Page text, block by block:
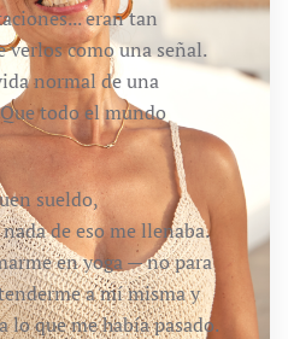
eran tan
verlos como una señal.
normal de una
todo el mundo
sueldo,
de eso me llenaba.
en yoga — no para
a mí misma y
lo que me había pasado.